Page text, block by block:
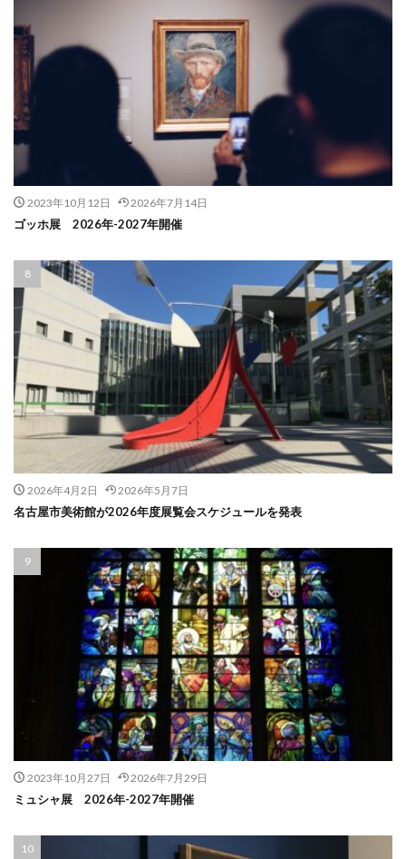
2023年10月12日 2026年7月14日
ゴッホ展 2026年-2027年開催
2026年4月2日 2026年5月7日
名古屋市美術館が2026年度展覧会スケジュールを発表
2023年10月27日 2026年7月29日
ミュシャ展 2026年-2027年開催